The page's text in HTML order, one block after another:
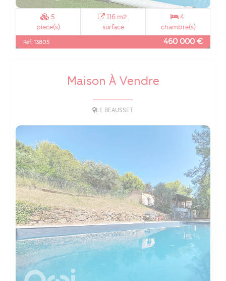
5
piece(s)
116 m2
surface
4
chambre(s)
Réf. 13805 460 000 €
Maison À Vendre
LE BEAUSSET